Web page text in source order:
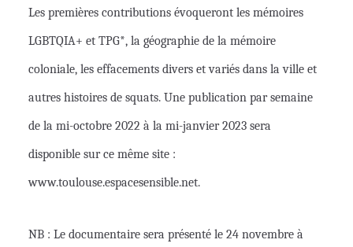
Les premières contributions évoqueront les mémoires
LGBTQIA+ et TPG*, la géographie de la mémoire
coloniale, les effacements divers et variés dans la ville et
autres histoires de squats. Une publication par semaine
de la mi-octobre 2022 à la mi-janvier 2023 sera
disponible sur ce même site :
www.toulouse.espacesensible.net.
NB : Le documentaire sera présenté le 24 novembre à